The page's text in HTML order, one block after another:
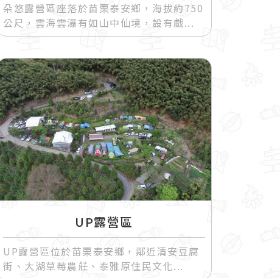
朵悠露營區座落於苗栗泰安鄉，海拔約750
公尺，雲海雲瀑有如山中仙境，設有戲
UP露營區
UP露營區位於苗栗泰安鄉，鄰近清安豆腐
街、大湖草莓農莊、泰雅原住民文化